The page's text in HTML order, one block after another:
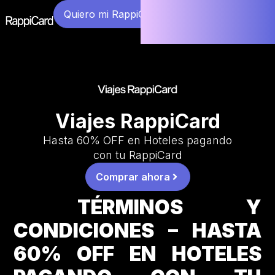
Quiero mi RappiCard
Viajes RappiCard
Hasta 60% OFF en Hoteles pagando
con tu RappiCard
Comprar ahora
TÉRMINOS Y
CONDICIONES – HASTA
60% OFF EN HOTELES